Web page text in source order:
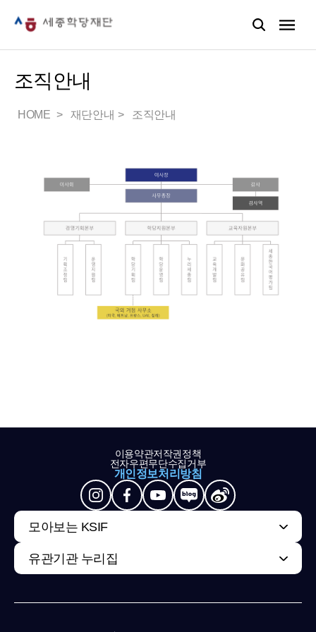
조직안내
HOME 재단안내 조직안내
이용약관저작권정책
전자우편무단수집거부
개인정보처리방침
모아보는 KSIF
유관기관 누리집